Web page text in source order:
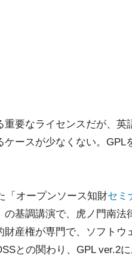
重要なライセンスだが、英
ケースが少なくない。GPL
「オープンソース知財セミ
基調講演で、虎ノ門南法
産権が専門で、ソフトウ
との関わり、GPL ver.2